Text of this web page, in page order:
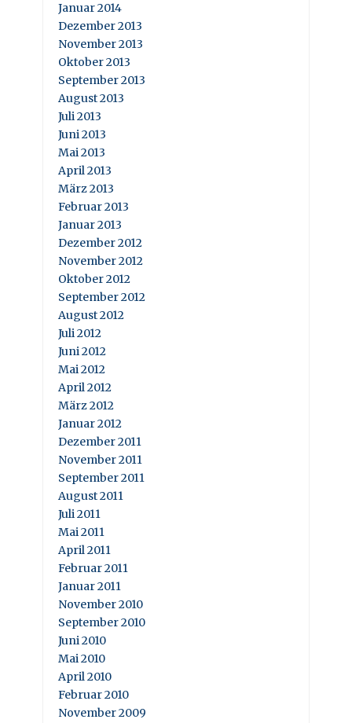
Januar 2014
Dezember 2013
November 2013
Oktober 2013
September 2013
August 2013
Juli 2013
Juni 2013
Mai 2013
April 2013
März 2013
Februar 2013
Januar 2013
Dezember 2012
November 2012
Oktober 2012
September 2012
August 2012
Juli 2012
Juni 2012
Mai 2012
April 2012
März 2012
Januar 2012
Dezember 2011
November 2011
September 2011
August 2011
Juli 2011
Mai 2011
April 2011
Februar 2011
Januar 2011
November 2010
September 2010
Juni 2010
Mai 2010
April 2010
Februar 2010
November 2009